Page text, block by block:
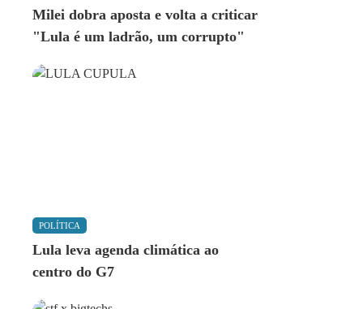
Milei dobra aposta e volta a criticar
"Lula é um ladrão, um corrupto"
POLÍTICA
Lula leva agenda climática ao
centro do G7